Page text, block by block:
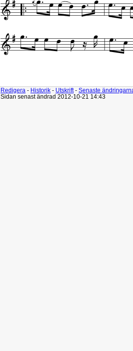
Redigera - Historik - Utskrift- Senaste
Sidan senast ändrad 2012-10-21 14:43